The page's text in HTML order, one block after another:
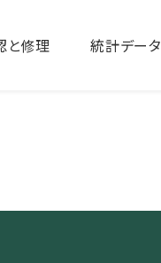
と修理 統計データ